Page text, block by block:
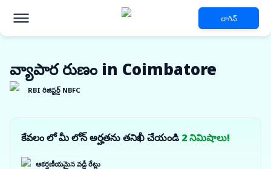
లాగిన్
వ్యాపార రుణం in Coimbatore
RBI రిజిస్టర్డ్ NBFC
కేవలం లో మీ లోన్ అర్హతను తనిఖీ చేయండి 2 నిమిషాలు!
ఆకర్షణీయమైన వడ్డీ రేట్లు